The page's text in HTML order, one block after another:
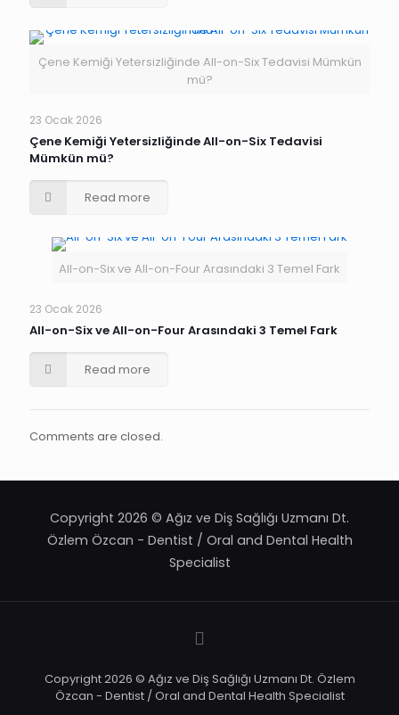
Çene Kemiği Yetersizliğinde All-on-Six Tedavisi Mümkün
mü?
23 Ocak 2026
Çene Kemiği Yetersizliğinde All-on-Six Tedavisi
Mümkün mü?
Read more
All-on-Six ve All-on-Four Arasındaki 3 Temel Fark
23 Ocak 2026
All-on-Six ve All-on-Four Arasındaki 3 Temel Fark
Read more
Comments are closed.
Copyright 2026 © Ağız ve Diş Sağlığı Uzmanı Dt.
Özlem Özcan - Dentist / Oral and Dental Health
Specialist
Copyright 2026 © Ağız ve Diş Sağlığı Uzmanı Dt. Özlem
Özcan - Dentist / Oral and Dental Health Specialist